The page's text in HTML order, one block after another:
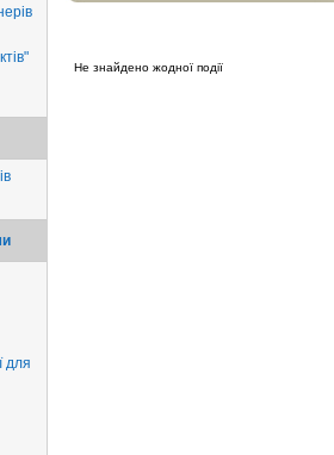
для
Не знайдено жодної події